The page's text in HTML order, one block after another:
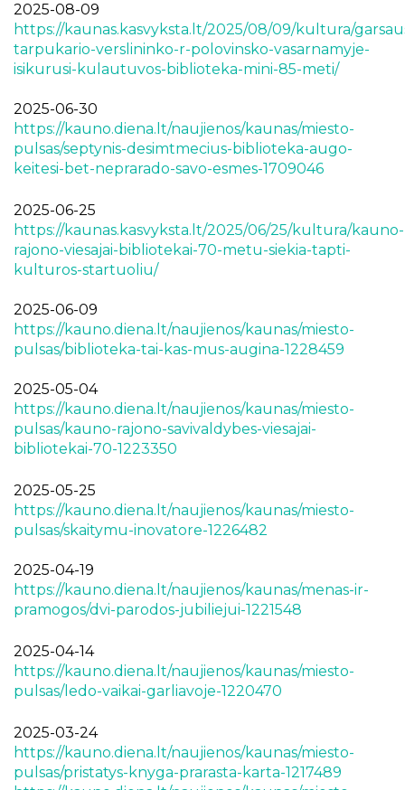
2025-08-09
https://kaunas.kasvyksta.lt/2025/08/09/kultura/
tarpukario-verslininko-r-polovinsko-vasarnamyje-
isikurusi-kulautuvos-biblioteka-mini-85-meti/
2025-06-30
https://kauno.diena.lt/naujienos/kaunas/miesto-
pulsas/septynis-desimtmecius-biblioteka-augo-
keitesi-bet-neprarado-savo-esmes-1709046
2025-06-25
https://kaunas.kasvyksta.lt/2025/06/25/kultura/kauno-
rajono-viesajai-bibliotekai-70-metu-siekia-tapti-
kulturos-startuoliu/
2025-06-09
https://kauno.diena.lt/naujienos/kaunas/miesto-
pulsas/biblioteka-tai-kas-mus-augina-1228459
2025-05-04
https://kauno.diena.lt/naujienos/kaunas/miesto-
pulsas/kauno-rajono-savivaldybes-viesajai-
bibliotekai-70-1223350
2025-05-25
https://kauno.diena.lt/naujienos/kaunas/miesto-
pulsas/skaitymu-inovatore-1226482
2025-04-19
https://kauno.diena.lt/naujienos/kaunas/menas-ir-
pramogos/dvi-parodos-jubiliejui-1221548
2025-04-14
https://kauno.diena.lt/naujienos/kaunas/miesto-
pulsas/ledo-vaikai-garliavoje-1220470
2025-03-24
https://kauno.diena.lt/naujienos/kaunas/miesto-
pulsas/pristatys-knyga-prarasta-karta-1217489